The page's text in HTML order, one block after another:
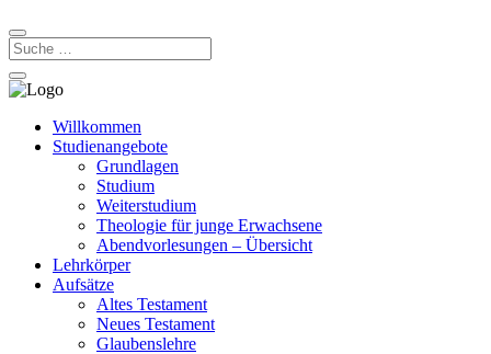
Willkommen
Studienangebote
Grundlagen
Studium
Weiterstudium
Theologie für junge Erwachsene
Abendvorlesungen – Übersicht
Lehrkörper
Aufsätze
Altes Testament
Neues Testament
Glaubenslehre